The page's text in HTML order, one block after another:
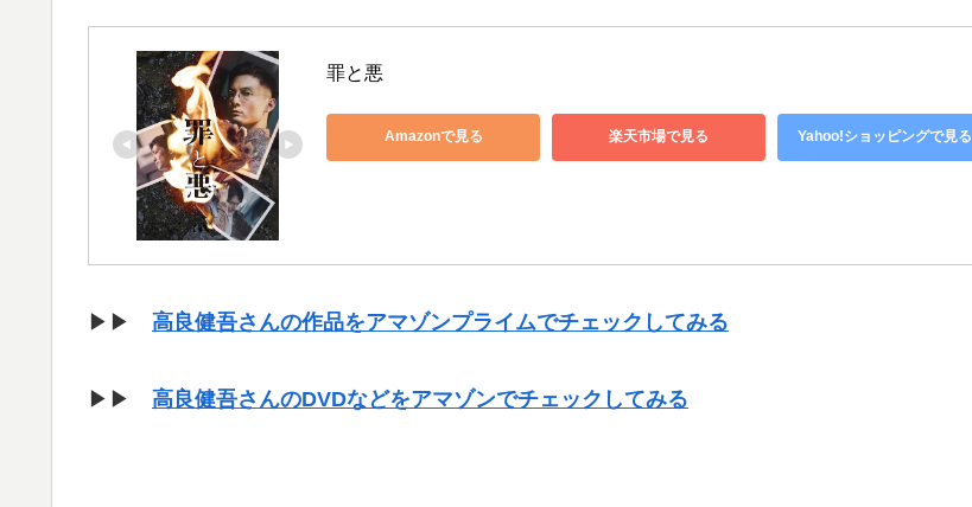
罪と悪
Amazonで見る 楽天市場で見る Yahoo!ショッピングで見る
▶▶ 高良健吾さんの作品をアマゾンプライムでチェックしてみる
▶▶ 高良健吾さんのDVDなどをアマゾンでチェックしてみる